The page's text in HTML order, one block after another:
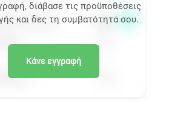
διάβασε τις προϋποθέσεις
και δες τη συμβατότητά σου.
Κάνε εγγραφή